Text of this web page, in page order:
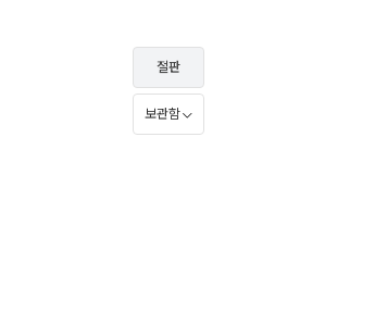
절판
보관함